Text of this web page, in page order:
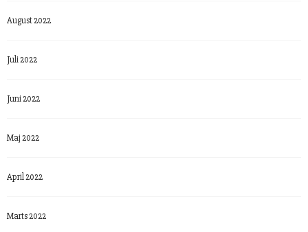
August 2022
Juli 2022
Juni 2022
Maj 2022
April 2022
Marts 2022